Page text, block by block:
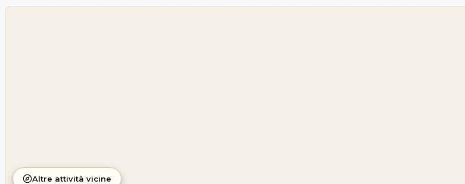
Altre attività vicine